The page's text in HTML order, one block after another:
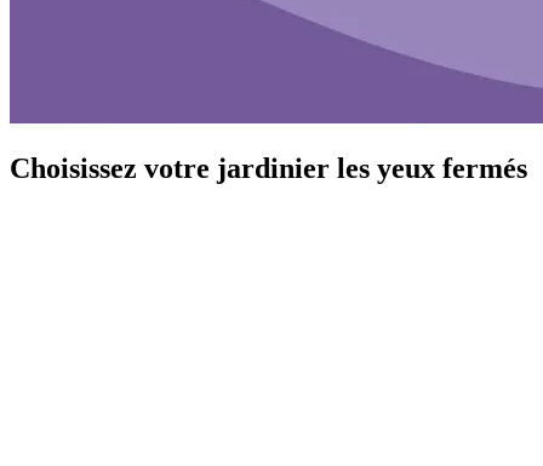
Choisissez votre jardinier les yeux fermés